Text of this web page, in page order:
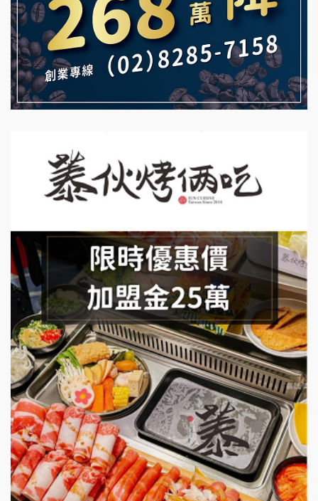
MUSHEN徵SPA美容芳療師
日十。早午食加盟說明會
拾鑶火鍋加盟說明會
TEA TOP加盟說明會
珍好味臭臭鍋加盟說明會
藍象廷泰式火鍋加盟說明會
上宇林加盟說明會
莫尼早餐Morni加盟說明會
手作功夫茶加盟說明會
SHARE TEA歇腳亭加盟說明會
潮味決-湯滷專門店加盟說明會
鬍子茶加盟說明會
鮮茶道加盟說明會
微風亭鐵板燒加盟說明會
漫步藍咖啡加盟說明會
明石章魚燒加盟說明會